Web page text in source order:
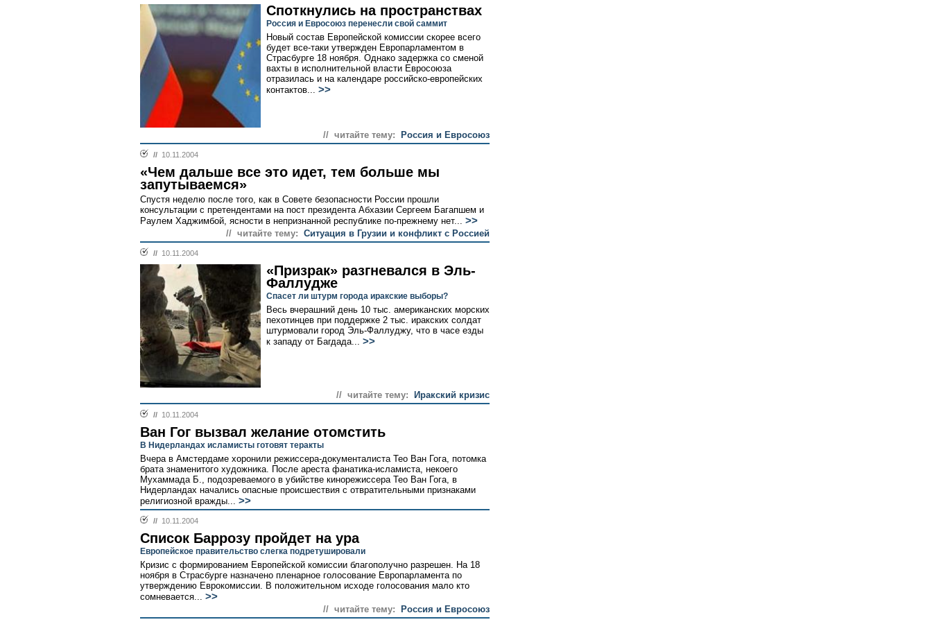
Споткнулись на пространствах
Россия и Евросоюз перенесли свой саммит
Новый состав Европейской комиссии скорее всего
будет все-таки утвержден Европарламентом в
Страсбурге 18 ноября. Однако задержка со сменой
вахты в исполнительной власти Евросоюза
отразилась и на календаре российско-европейских
контактов... >>
// читайте тему: Россия и Евросоюз
// 10.11.2004
«Чем дальше все это идет, тем больше мы
запутываемся»
Cпустя неделю после того, как в Совете безопасности России прошли
консультации с претендентами на пост президента Абхазии Сергеем Багапшем и
Раулем Хаджимбой, ясности в непризнанной республике по-прежнему нет... >>
// читайте тему: Ситуация в Грузии и конфликт с Россией
// 10.11.2004
«Призрак» разгневался в Эль-
Фаллудже
Спасет ли штурм города иракские выборы?
Весь вчерашний день 10 тыс. американских морских
пехотинцев при поддержке 2 тыс. иракских солдат
штурмовали город Эль-Фаллуджу, что в часе езды
к западу от Багдада... >>
// читайте тему: Иракский кризис
// 10.11.2004
Ван Гог вызвал желание отомстить
В Нидерландах исламисты готовят теракты
Вчера в Амстердаме хоронили режиссера-документалиста Тео Ван Гога, потомка
брата знаменитого художника. После ареста фанатика-исламиста, некоего
Мухаммада Б., подозреваемого в убийстве кинорежиссера Тео Ван Гога, в
Нидерландах начались опасные происшествия с отвратительными признаками
религиозной вражды... >>
// 10.11.2004
Список Баррозу пройдет на ура
Европейское правительство слегка подретушировали
Кризис с формированием Европейской комиссии благополучно разрешен. На 18
ноября в Страсбурге назначено пленарное голосование Европарламента по
утверждению Еврокомиссии. В положительном исходе голосования мало кто
сомневается... >>
// читайте тему: Россия и Евросоюз